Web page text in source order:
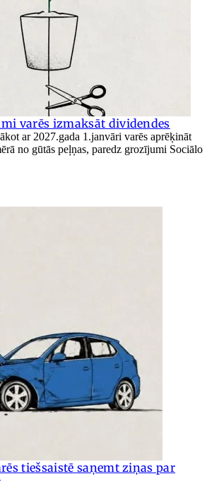
varēs izmaksāt dividendes
ar 2027.gada 1.janvāri varēs aprēķināt
no gūtās peļņas, paredz grozījumi Sociālo
tiešsaistē saņemt ziņas par